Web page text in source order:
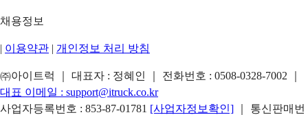
채용정보
| 이용약관 | 개인정보 처리 방침
㈜아이트럭 ｜ 대표자 : 정혜인 ｜ 전화번호 : 0508-0328-7002
대표 이메일 : support@itruck.co.kr
사업자등록번호 : 853-87-01781 [사업자정보확인]
｜ 통신판매번